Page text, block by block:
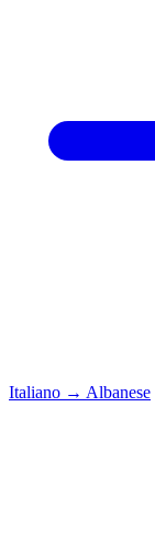
Italiano → Albanese